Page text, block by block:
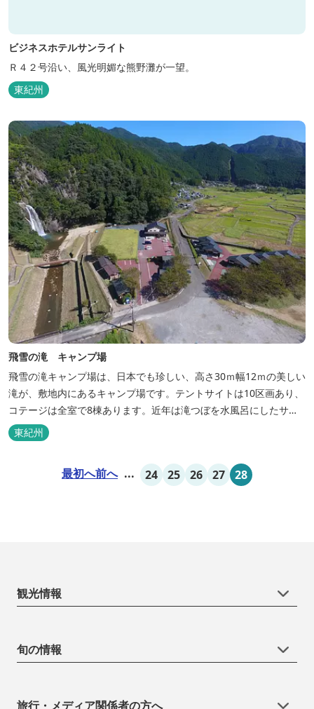
ビジネスホテルサンライト
Ｒ４２号沿い、風光明媚な熊野灘が一望。
東紀州
飛雪の滝 キャンプ場
飛雪の滝キャンプ場は、日本でも珍しい、高さ30ｍ幅12ｍの美しい
滝が、敷地内にあるキャンプ場です。テントサイトは10区画あり、
コテージは全室で8棟あります。近年は滝つぼを水風呂にしたサウ
ナが人気です。
東紀州
最初へ前へ ... 24 25 26 27 28
観光情報
旬の情報
旅行・メディア関係者の方へ